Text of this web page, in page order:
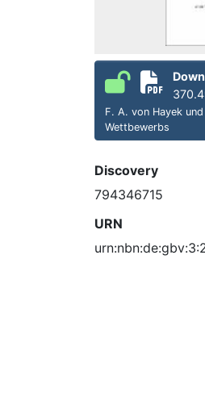
F. A. von Hayek
Wettbewerbs
Discovery
794346715
URN